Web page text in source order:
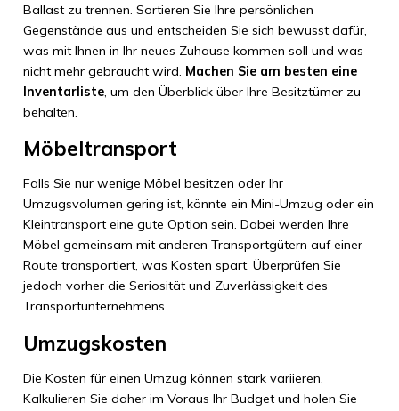
Ballast zu trennen. Sortieren Sie Ihre persönlichen
Gegenstände aus und entscheiden Sie sich bewusst dafür,
was mit Ihnen in Ihr neues Zuhause kommen soll und was
nicht mehr gebraucht wird. Machen Sie am besten eine
Inventarliste, um den Überblick über Ihre Besitztümer zu
behalten.
Möbeltransport
Falls Sie nur wenige Möbel besitzen oder Ihr
Umzugsvolumen gering ist, könnte ein Mini-Umzug oder ein
Kleintransport eine gute Option sein. Dabei werden Ihre
Möbel gemeinsam mit anderen Transportgütern auf einer
Route transportiert, was Kosten spart. Überprüfen Sie
jedoch vorher die Seriosität und Zuverlässigkeit des
Transportunternehmens.
Umzugskosten
Die Kosten für einen Umzug können stark variieren.
Kalkulieren Sie daher im Voraus Ihr Budget und holen Sie